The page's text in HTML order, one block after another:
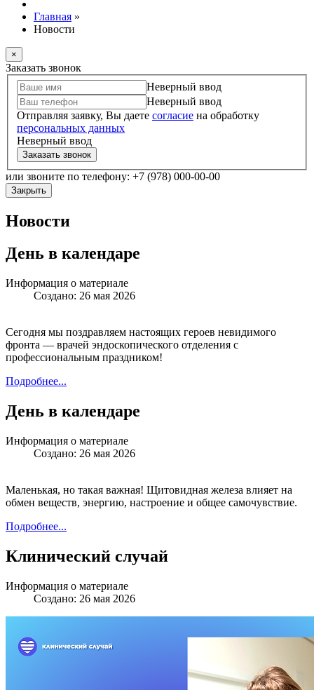
Главная »
Новости
×
Заказать звонок
Неверный ввод
Неверный ввод
Отправляя заявку, Вы даете согласие на обработку
персональных данных
Неверный ввод
Заказать звонок
или звоните по телефону: +7 (978) 000-00-00
Закрыть
Новости
День в календаре
Информация о материале
Создано: 26 мая 2026
Сегодня мы поздравляем настоящих героев невидимого
фронта — врачей эндоскопического отделения с
профессиональным праздником!
Подробнее...
День в календаре
Информация о материале
Создано: 26 мая 2026
Маленькая, но такая важная! Щитовидная железа влияет на
обмен веществ, энергию, настроение и общее самочувствие.
Подробнее...
Клинический случай
Информация о материале
Создано: 26 мая 2026